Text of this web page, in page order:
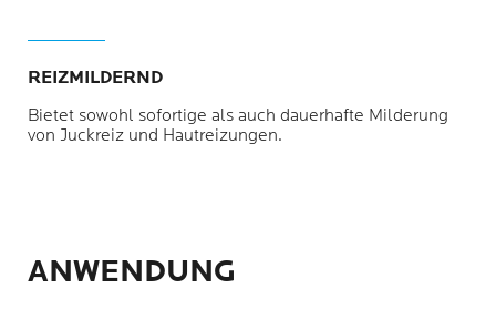
REIZMILDERND
Bietet sowohl sofortige als auch dauerhafte Milderung
von Juckreiz und Hautreizungen.
ANWENDUNG